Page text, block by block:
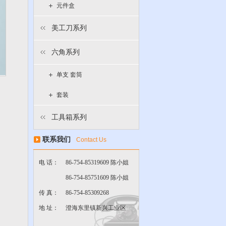
元件盒
美工刀系列
六角系列
单支 套筒
套装
工具箱系列
联系我们 Contact Us
电 话： 86-754-85319609 陈小姐
86-754-85751609 陈小姐
传 真： 86-754-85309268
地 址： 澄海东里镇新兴工业区